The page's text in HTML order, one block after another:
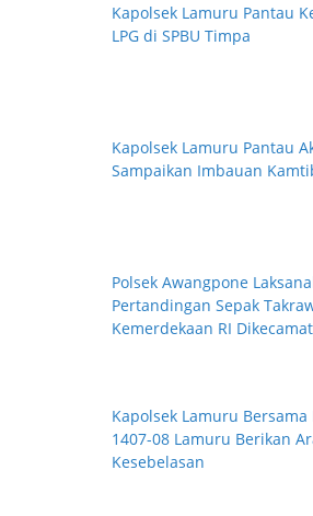
Kapolsek Lamuru Pantau
LPG di SPBU Timpa
Kapolsek Lamuru Pantau
Sampaikan Imbauan
Polsek Awangpone
Pertandingan Sepak
Kemerdekaan RI
Kapolsek Lamuru
1407-08 Lamuru Berikan
Kesebelasan